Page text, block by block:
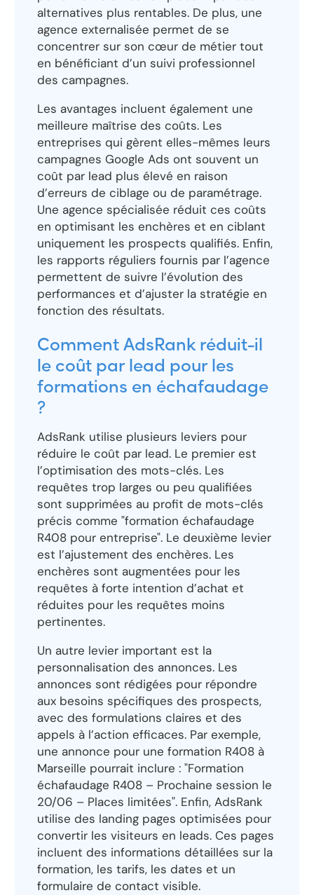
alternatives plus rentables. De plus, une
agence externalisée permet de se
concentrer sur son cœur de métier tout
en bénéficiant d’un suivi professionnel
des campagnes.
Les avantages incluent également une
meilleure maîtrise des coûts. Les
entreprises qui gèrent elles-mêmes leurs
campagnes Google Ads ont souvent un
coût par lead plus élevé en raison
d’erreurs de ciblage ou de paramétrage.
Une agence spécialisée réduit ces coûts
en optimisant les enchères et en ciblant
uniquement les prospects qualifiés. Enfin,
les rapports réguliers fournis par l’agence
permettent de suivre l’évolution des
performances et d’ajuster la stratégie en
fonction des résultats.
Comment AdsRank réduit-il
le coût par lead pour les
formations en échafaudage
?
AdsRank utilise plusieurs leviers pour
réduire le coût par lead. Le premier est
l’optimisation des mots-clés. Les
requêtes trop larges ou peu qualifiées
sont supprimées au profit de mots-clés
précis comme "formation échafaudage
R408 pour entreprise". Le deuxième levier
est l’ajustement des enchères. Les
enchères sont augmentées pour les
requêtes à forte intention d’achat et
réduites pour les requêtes moins
pertinentes.
Un autre levier important est la
personnalisation des annonces. Les
annonces sont rédigées pour répondre
aux besoins spécifiques des prospects,
avec des formulations claires et des
appels à l’action efficaces. Par exemple,
une annonce pour une formation R408 à
Marseille pourrait inclure : "Formation
échafaudage R408 – Prochaine session le
20/06 – Places limitées". Enfin, AdsRank
utilise des landing pages optimisées pour
convertir les visiteurs en leads. Ces pages
incluent des informations détaillées sur la
formation, les tarifs, les dates et un
formulaire de contact visible.